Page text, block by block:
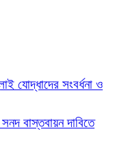
যোদ্ধাদের সংবর্ধনা ও
বাস্তবায়ন দাবিতে